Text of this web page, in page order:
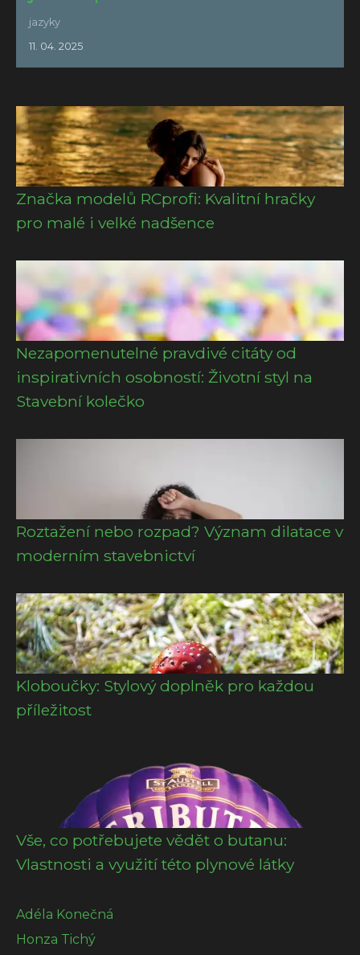
jazyky
11. 04. 2025
Značka modelů RCprofi: Kvalitní hračky
pro malé i velké nadšence
Nezapomenutelné pravdivé citáty od
inspirativních osobností: Životní styl na
Stavební kolečko
Roztažení nebo rozpad? Význam dilatace v
moderním stavebnictví
Kloboučky: Stylový doplněk pro každou
příležitost
Vše, co potřebujete vědět o butanu:
Vlastnosti a využití této plynové látky
Adéla Konečná
Honza Tichý